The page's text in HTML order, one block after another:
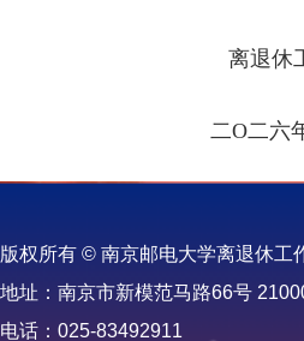
离退休
二O二六
版权所有 © 南京邮电大学离退休工
地址：南京市新模范马路66号
电话：025-83492911